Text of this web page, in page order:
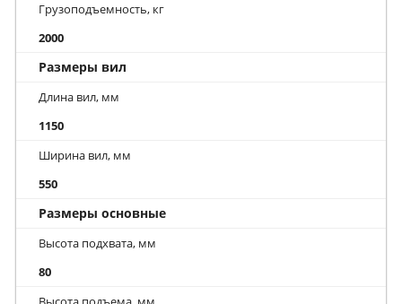
Грузоподъемность, кг
2000
Размеры вил
Длина вил, мм
1150
Ширина вил, мм
550
Размеры основные
Высота подхвата, мм
80